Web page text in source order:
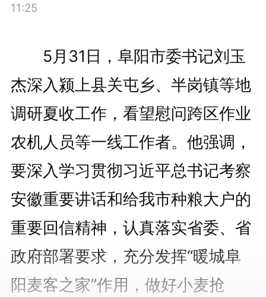
11:25
5月31日，阜阳市委书记刘玉
杰深入颍上县关屯乡、半岗镇等地
调研夏收工作，看望慰问跨区作业
农机人员等一线工作者。他强调，
要深入学习贯彻习近平总书记考察
安徽重要讲话和给我市种粮大户的
重要回信精神，认真落实省委、省
政府部署要求，充分发挥“暖城阜
阳麦客之家”作用，做好小麦抢